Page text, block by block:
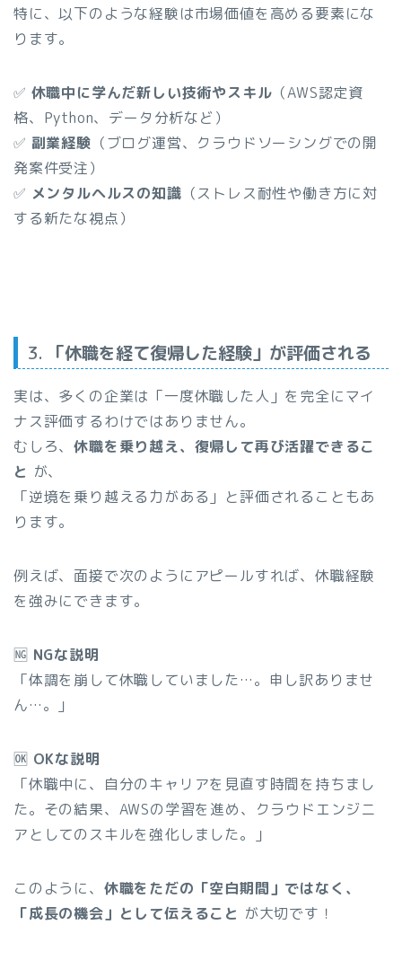
特に、以下のような経験は市場価値を高める要素にな
ります。
✅ 休職中に学んだ新しい技術やスキル （AWS認定資
格、Python、データ分析など）
✅ 副業経験 （ブログ運営、クラウドソーシングでの開
発案件受注）
✅ メンタルヘルスの知識 （ストレス耐性や働き方に対
する新たな視点）
3. 「休職を経て復帰した経験」が評価される
実は、多くの企業は「一度休職した人」を完全にマイ
ナス評価するわけではありません。
むしろ、休職を乗り越え、復帰して再び活躍できるこ
と が、
「逆境を乗り越える力がある」と評価されることもあ
ります。
例えば、面接で次のようにアピールすれば、休職経験
を強みにできます。
🆖 NGな説明
「体調を崩して休職していました…。申し訳ありませ
ん…。」
🆗 OKな説明
「休職中に、自分のキャリアを見直す時間を持ちまし
た。その結果、AWSの学習を進め、クラウドエンジニ
アとしてのスキルを強化しました。」
このように、 休職をただの「空白期間」ではなく、
「成長の機会」として伝えること が大切です！